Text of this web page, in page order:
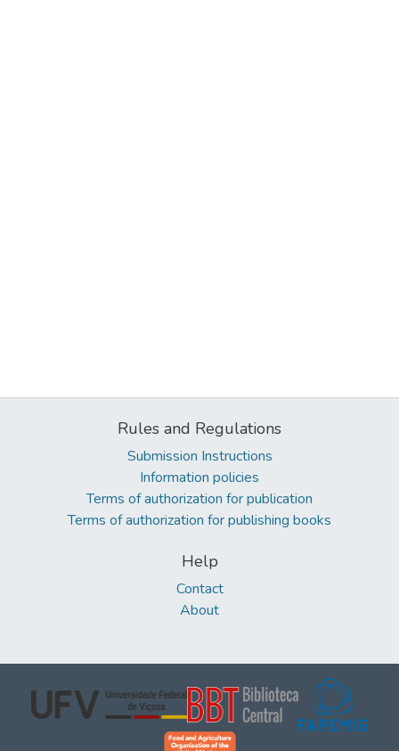
Rules and Regulations
Submission Instructions
Information policies
Terms of authorization for publication
Terms of authorization for publishing books
Help
Contact
About